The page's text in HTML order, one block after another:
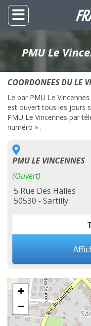
PMU Le
COORDONEES DU LE
Le bar PMU Le
est ouvert tous les jours
PMU Le Vincennes par
numéro » .
PMU LE VINCENNES
(Ouvert)
5 Rue Des Halles
50530 - Sartilly
+
−